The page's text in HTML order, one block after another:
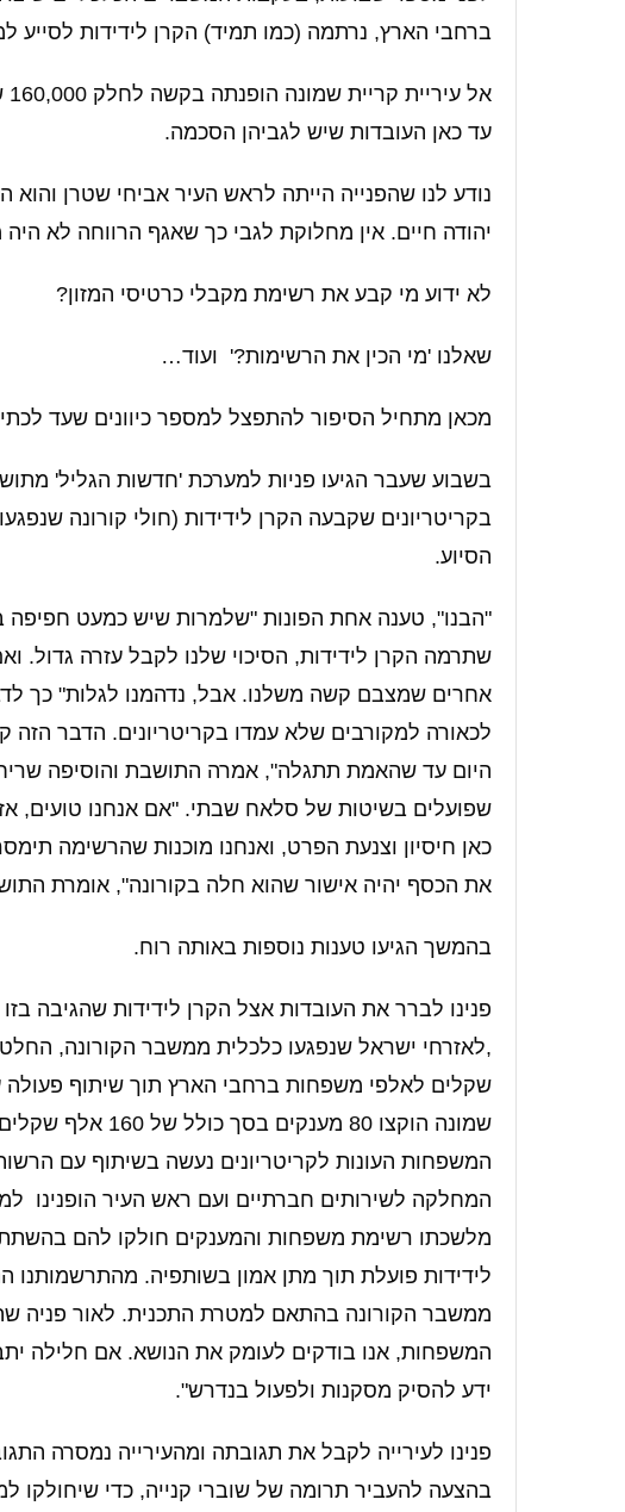
ברחבי הארץ, נרתמה (כמו תמיד) הקרן לידידות לסייע
עד כאן העובדות שיש לגביהן הסכמה.
נודע לנו שהפנייה הייתה לראש העיר אביחי שטרן
יהודה חיים. אין מחלוקת לגבי כך שאגף הרווחה לא
לא ידוע מי קבע את רשימת מקבלי כרטיסי המזון?
שאלנו 'מי הכין את הרשימות?' ועוד…
מכאן מתחיל הסיפור להתפצל למספר כיוונים שעד
בשבוע שעבר הגיעו פניות למערכת 'חדשות הגליל'
בקריטריונים שקבעה הקרן לידידות (חולי קורונה
הסיוע.
"הבנו", טענה אחת הפונות "שלמרות שיש כמעט חפיפה
שתרמה הקרן לידידות, הסיכוי שלנו לקבל עזרה גדול.
אחרים שמצבם קשה משלנו. אבל, נדהמנו לגלות" כך
לכאורה למקורבים שלא עמדו בקריטריונים. הדבר הזה
היום עד שהאמת תתגלה", אמרה התושבת והוסיפה שריח
שפועלים בשיטות של סלאח שבתי. "אם אנחנו טועים,
כאן חיסיון וצנעת הפרט, ואנחנו מוכנות שהרשימה
את הכסף יהיה אישור שהוא חלה בקורונה", אומרת
בהמשך הגיעו טענות נוספות באותה רוח.
פנינו לברר את העובדות אצל הקרן לידידות שהגיבה
שקלים לאלפי משפחות ברחבי הארץ תוך שיתוף פעולה
שמונה הוקצו 80
המשפחות העונות לקריטריונים נעשה בשיתוף עם
המחלקה לשירותים חברתיים ועם ראש העיר הופנינו
מלשכתו רשימת משפחות והמענקים חולקו להם
לידידות פועלת תוך מתן אמון בשותפיה.
ממשבר הקורונה בהתאם למטרת התכנית. לאור פניה
המשפחות, אנו בודקים לעומק את הנושא. אם חלילה
ידע להסיק מסקנות ולפעול בנדרש".
פנינו לעירייה לקבל את תגובתה ומהעירייה נמסרה
בהצעה להעביר תרומה של שוברי קנייה, כדי שיחולקו